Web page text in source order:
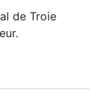
de Troie